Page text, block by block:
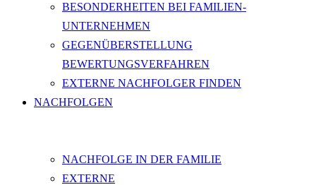
BESONDERHEITEN BEI FAMILIEN-
UNTERNEHMEN
GEGENÜBERSTELLUNG
BEWERTUNGSVERFAHREN
EXTERNE NACHFOLGER FINDEN
NACHFOLGEN
NACHFOLGE IN DER FAMILIE
EXTERNE